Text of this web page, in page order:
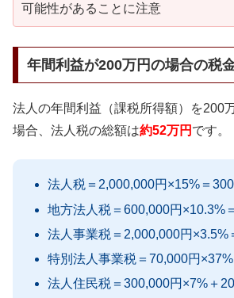
可能性があることに注意
年間利益が200万円の場合の税
法人の年間利益（課税所得額）を200
場合、法人税の総額は約52万円 です。
法人税＝2,000,000円×15%＝
地方法人税＝600,000円×10.3%
法人事業税＝2,000,000円×3.5%
特別法人事業税＝70,000円
法人住民税＝300,000円×7%＋